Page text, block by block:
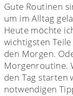
Gute Routinen
um im Alltag
Heute möchte
wichtigsten
den Morgen.
Morgenroutine.
den Tag starten
notwendigen